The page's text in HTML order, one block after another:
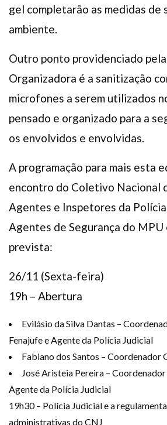
gel completarão as medidas de
ambiente.
Outro ponto providenciado
Organizadora é a sanitização
microfones a serem utilizados
pensado e organizado para a
os envolvidos e envolvidas.
A programação para mais esta
encontro do Coletivo Nacional
Agentes e Inspetores da
Agentes de Segurança do MPU
prevista:
26/11 (Sexta-feira)
19h – Abertura
Evilásio da Silva Dantas –
Fenajufe e Agente da Polícia Judicial
Fabiano dos Santos – Coordenador
José Aristeia Pereira –
Agente da Polícia Judicial
19h30 – Polícia Judicial e a
administrativas do CNJ